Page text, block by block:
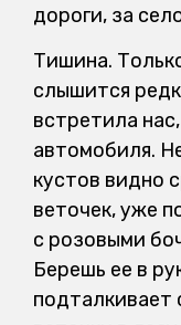
дороги, за
Тишина.
слышится
встретила
автомобиля.
кустов видно
веточек, уже
с розовыми
Берешь ее в
подталкивает